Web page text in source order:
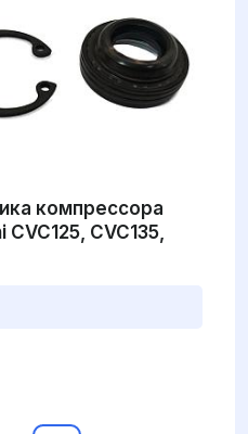
компрессора
CVC135,